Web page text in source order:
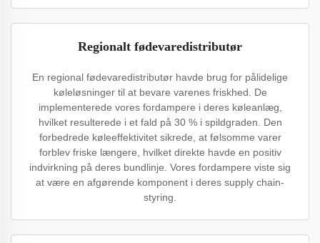
Regionalt fødevaredistributør
En regional fødevaredistributør havde brug for pålidelige
køleløsninger til at bevare varenes friskhed. De
implementerede vores fordampere i deres køleanlæg,
hvilket resulterede i et fald på 30 % i spildgraden. Den
forbedrede køleeffektivitet sikrede, at følsomme varer
forblev friske længere, hvilket direkte havde en positiv
indvirkning på deres bundlinje. Vores fordampere viste sig
at være en afgørende komponent i deres supply chain-
styring.